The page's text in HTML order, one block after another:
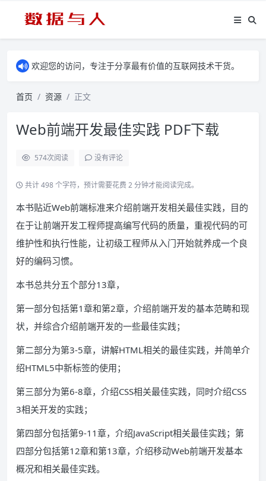
欢迎您的访问，专注于分享最有价值的互联网技术干货。
首页 资源 正文
Web前端开发最佳实践 PDF下载
574次阅读 没有评论
共计 498 个字符，预计需要花费 2 分钟才能阅读完成。
本书贴近Web前端标准来介绍前端开发相关最佳实践，目的
在于让前端开发工程师提高编写代码的质量，重视代码的可
维护性和执行性能，让初级工程师从入门开始就养成一个良
好的编码习惯。
本书总共分五个部分13章，
第一部分包括第1章和第2章，介绍前端开发的基本范畴和现
状，并综合介绍前端开发的一些最佳实践；
第二部分为第3-5章，讲解HTML相关的最佳实践，并简单介
绍HTML5中新标签的使用；
第三部分为第6-8章，介绍CSS相关最佳实践，同时介绍CSS
3相关开发的实践；
第四部分包括第9-11章，介绍JavaScript相关最佳实践；第
四部分包括第12章和第13章，介绍移动Web前端开发基本
概况和相关最佳实践。